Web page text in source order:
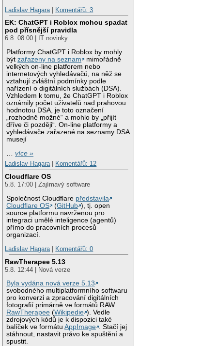
Ladislav Hagara
Komentářů: 3
EK: ChatGPT i Roblox mohou spadat
pod přísnější pravidla
6.8. 08:00 | IT novinky
Platformy ChatGPT i Roblox by mohly
býtzařazeny na seznam
mimořádně
velkých on-line platforem nebo
internetových vyhledávačů, na něž se
vztahují zvláštní podmínky podle
nařízení o digitálních službách (DSA).
Vzhledem k tomu, že ChatGPT i Roblox
oznámily počet uživatelů nad prahovou
hodnotou DSA, je toto označení
„rozhodně možné“ a mohlo by „přijít
dříve či později“. On-line platformy a
vyhledávače zařazené na seznamy DSA
musejí
…více »
Ladislav Hagara| Komentářů: 12
Cloudflare OS
5.8. 17:00 | Zajímavý software
Společnost Cloudflare představila
Cloudflare OS
(GitHub ), tj. open
source platformu navrženou pro
integraci umělé inteligence (agentů)
přímo do pracovních procesů
organizací.
Ladislav Hagara| Komentářů: 0
RawTherapee 5.13
5.8. 12:44 | Nová verze
Byla vydána nová verze 5.13
svobodného multiplatformního softwaru
pro konverzi a zpracování digitálních
fotografií primárně ve formátů RAW
RawTherapee (Wikipedie ). Vedle
zdrojových kódů je k dispozici také
balíček ve formátuAppImage . Stačí jej
stáhnout, nastavit právo ke spuštění a
spustit.